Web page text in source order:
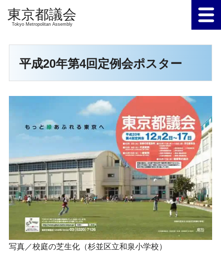
Tokyo Metropolitan Assembly
平成20年第4回定例会ポスター
写真／校庭の芝生化（杉並区立和泉小学校）